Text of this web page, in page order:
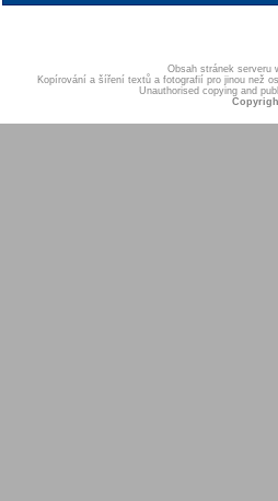
Obsah stránek serveru
Kopírování a šíření textů a fotografií pro jinou než
Unauthorised copying and